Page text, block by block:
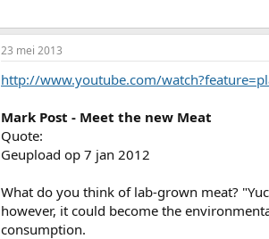
23 mei 2013
http://www.youtube.com/
Mark Post - Meet the new Meat
Quote:
Geupload op 7 jan 2012
What do you think of lab-grown meat?
however, it could become the
consumption.